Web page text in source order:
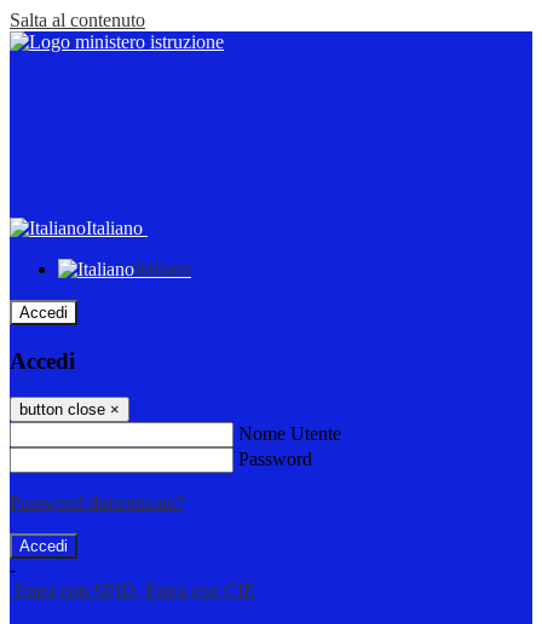
Salta al contenuto
Italiano
Italiano
Accedi
Accedi
button close ×
Nome Utente
Password
Password dimenticata?
-
Entra con SPID Entra con CIE